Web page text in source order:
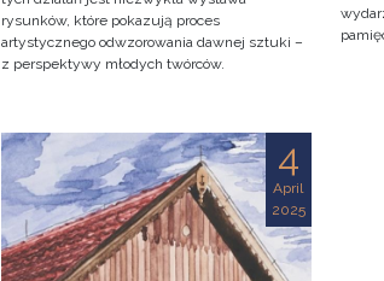
rysunków, które pokazują proces
artystycznego odwzorowania dawnej sztuki –
z perspektywy młodych twórców.
4
April
2025